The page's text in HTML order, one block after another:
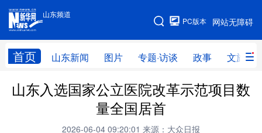
山东频道
网站无障碍
PC版本
首页 山东新闻 图片 专题·访谈 政事 文旅
手机版
网站地图
学习进行时 高层 时政 人事
财经 网评
山东入选国家公立医院改革示范项目数
量全国居首
2026-06-04 09:20:01 来源：大众日报